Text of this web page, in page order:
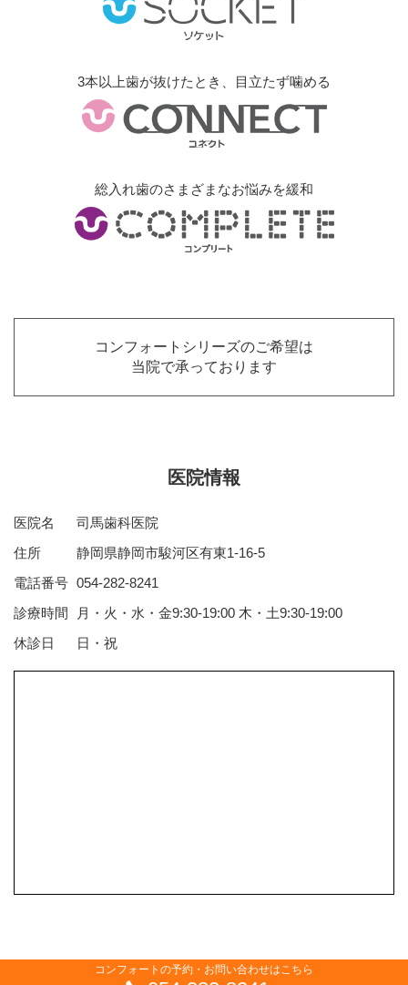
コンフォートの予約・お問い合わせはこちら
3本以上歯が抜けたとき、目立たず噛める
総入れ歯のさまざまなお悩みを緩和
コンフォートシリーズのご希望は
当院で承っております
医院情報
医院名
司馬歯科医院
住所
静岡県静岡市駿河区有東1-16-5
電話番号 054-282-8241
診療時間
月・火・水・金9:30-19:00 木・土9:30-19:00
休診日
日・祝